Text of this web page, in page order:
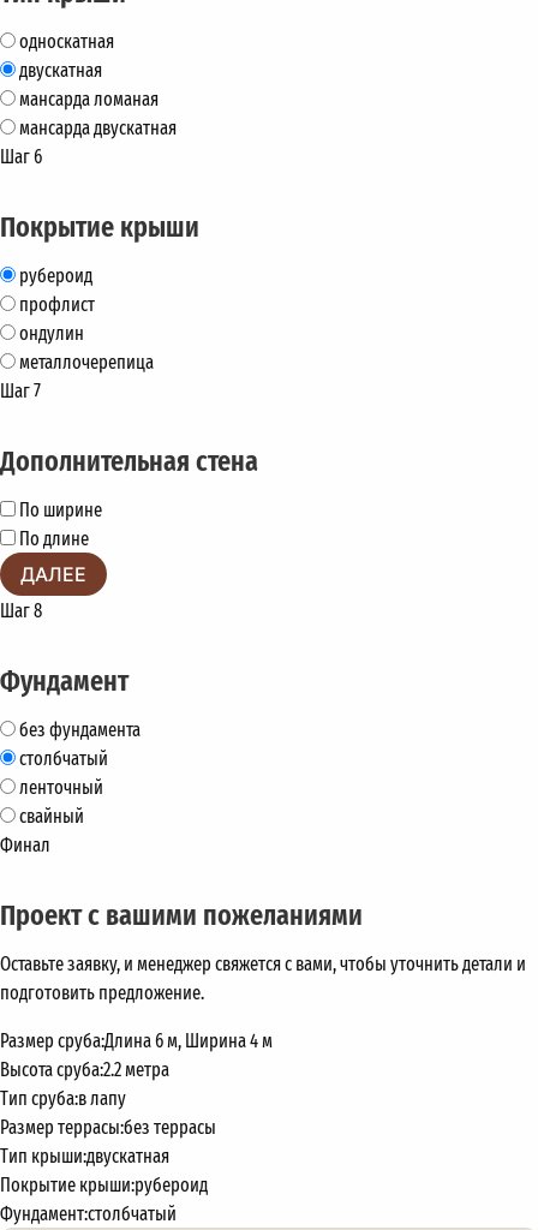
односкатная
двускатная
мансарда ломаная
мансарда двускатная
Шаг 6
Покрытие крыши
рубероид
профлист
ондулин
металлочерепица
Шаг 7
Дополнительная стена
По ширине
По длине
ДАЛЕЕ
Шаг 8
Фундамент
без фундамента
столбчатый
ленточный
свайный
Финал
Проект с вашими пожеланиями
Оставьте заявку, и менеджер свяжется с вами, чтобы уточнить детали и
подготовить предложение.
Размер сруба:Длина 6 м, Ширина 4 м
Высота сруба:2.2 метра
Тип сруба:в лапу
Размер террасы:без террасы
Тип крыши:двускатная
Покрытие крыши:рубероид
Фундамент:столбчатый